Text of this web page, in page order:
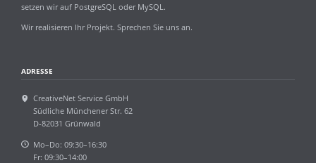
setzen wir auf PostgreSQL oder MySQL.
Wir realisieren Ihr Projekt. Sprechen Sie uns an.
ADRESSE
CreativeNet Service GmbH
Südliche Münchener Str. 62
D-82031 Grünwald
Mo–Do: 09:30–16:30
Fr: 09:30–14:00